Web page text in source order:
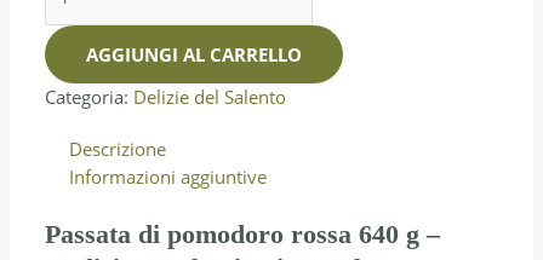
AGGIUNGI AL CARRELLO
Categoria: Delizie del Salento
Descrizione
Informazioni aggiuntive
Passata di pomodoro rossa 640 g –